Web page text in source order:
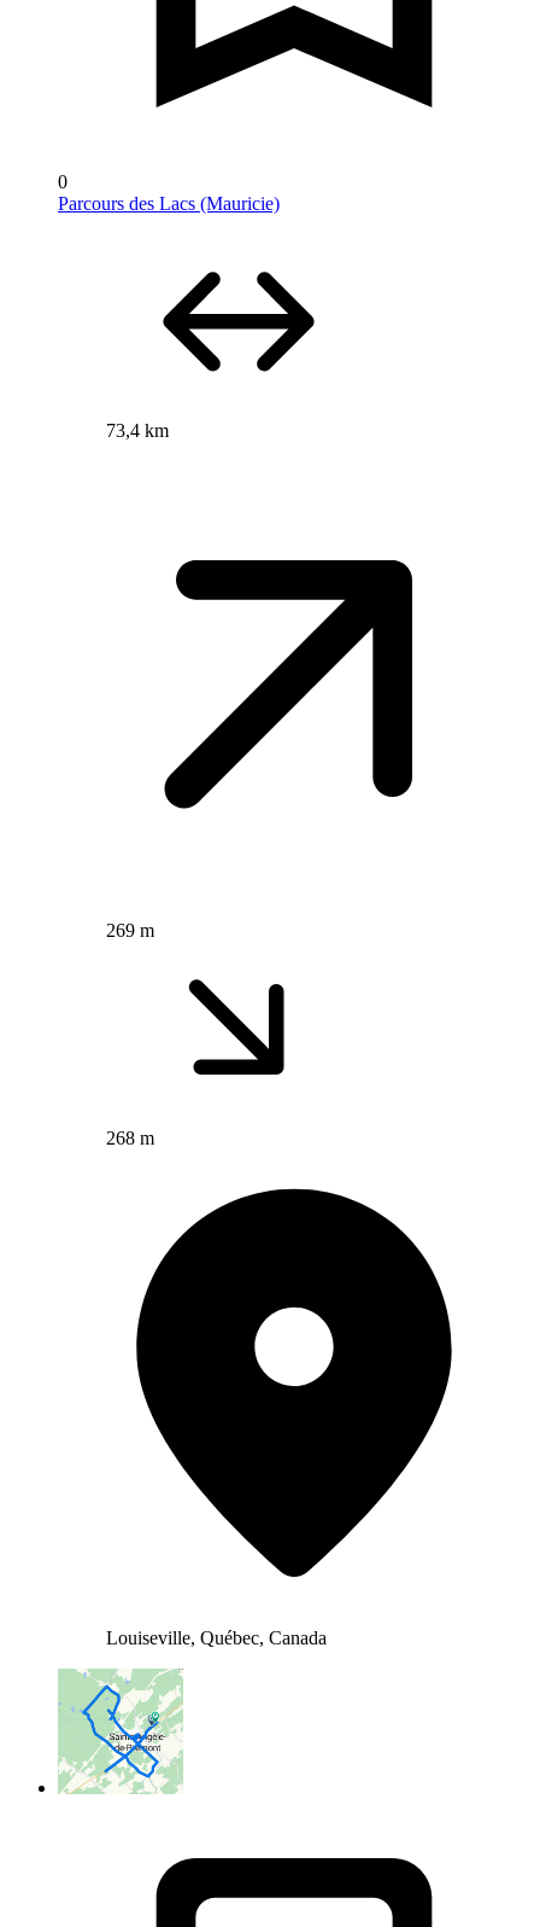
0
Parcours des Lacs (Mauricie)
73,4 km
269 m
268 m
Louiseville, Québec, Canada